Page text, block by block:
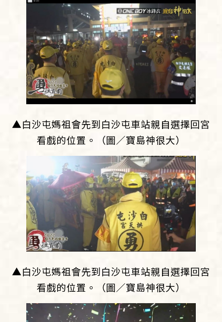
▲白沙屯媽祖會先到白沙屯車站親自選擇回宮
看戲的位置。（圖／寶島神很大）
▲白沙屯媽祖會先到白沙屯車站親自選擇回宮
看戲的位置。（圖／寶島神很大）